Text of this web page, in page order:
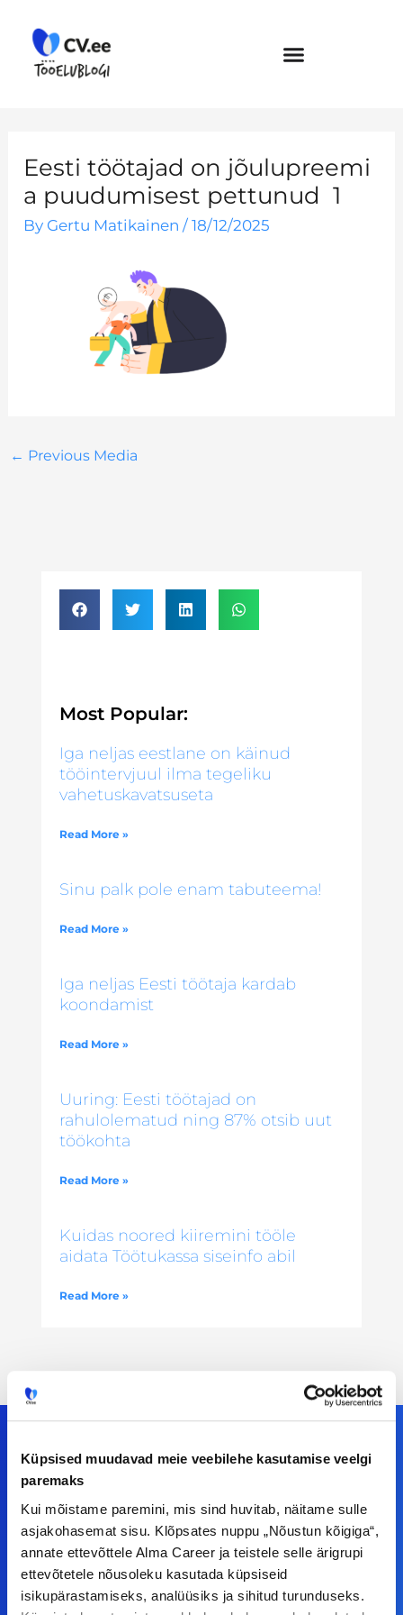
Küpsised muudavad meie veebilehe kasutamise veelgi
paremaks
Kui mõistame paremini, mis sind huvitab, näitame sulle
asjakohasemat sisu. Klõpsates nuppu „Nõustun kõigiga“,
annate ettevõttele Alma Career ja teistele selle ärigrupi
ettevõtetele nõusoleku kasutada küpsiseid
isikupärastamiseks, analüüsiks ja sihitud turunduseks.
content
Eesti töötajad on jõulupreemi
a puudumisest pettunud 1
By Gertu Matikainen/18/12/2025
← Previous Media
Most Popular:
Iga neljas eestlane on käinud
tööintervjuul ilma tegeliku
vahetuskavatsuseta
Read More »
Sinu palk pole enam tabuteema!
Read More »
Iga neljas Eesti töötaja kardab
koondamist
Read More »
Uuring: Eesti töötajad on
rahulolematud ning 87% otsib uut
töökohta
Read More »
Kuidas noored kiiremini tööle
aidata Töötukassa siseinfo abil
Read More »
Tööelublogi.ee lehelt leiad kõik vajaliku, et olla
kursis tööturu uudistega. Kui sul on
ettepanekuid erinevate teemade osas või soovid
teha koostööd, siis võta meiega julgelt ühendust.